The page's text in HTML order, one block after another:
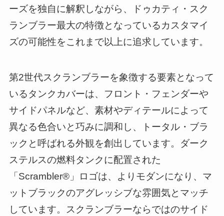
ーズを独自に解釈しながら、ドゥカティ・スク
ランブラー最大の特徴となっているカスタマイ
ズの可能性をこれまで以上に追求しています。
第2世代スクランブラーを象徴する要素となって
いるタンクカバーは、フロント・フェンダーや
サイドパネルなど、素材やディテールによって
異なる色合いと巧みに調和し、トータル・ブラ
ックと呼ばれる外観を創出しています。ダーク
ステルスの燃料タンクに配置された
「Scrambler®」ロゴは、よりモダンになり、マ
ットブラックのアグレッシブな雰囲気とマッチ
しています。スクランブラーならではのサイド